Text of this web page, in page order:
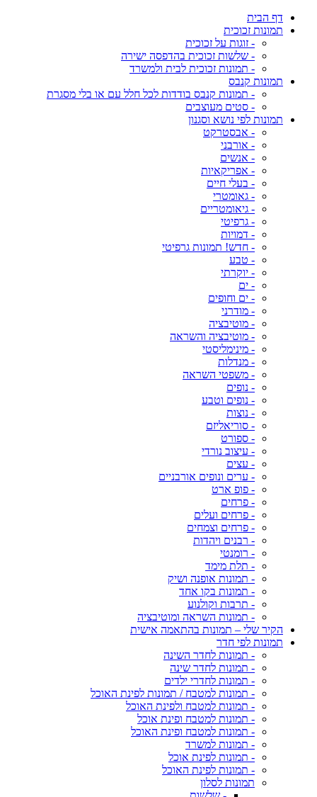
דף הבית
תמונות זכוכית
- זוגות על זכוכית
- שלשות זכוכית בהדפסה ישירה
- תמונות זכוכית לבית ולמשרד
תמונות קנבס
- תמונות קנבס בודדות לכל חלל עם או בלי מסגרת
- סטים מעוצבים
תמונות לפי נושא וסגנון
- אבסטרקט
- אורבני
- אנשים
- אפריקאיות
- בעלי חיים
- גאומטרי
- גיאומטריים
- גרפיטי
- דמויות
- חדש! תמונות גרפיטי
- טבע
- יוקרתי
- ים
- ים וחופים
- מודרני
- מוטיבציה
- מוטיבציה והשראה
- מינימליסטי
- מנדלות
- משפטי השראה
- נופים
- נופים וטבע
- נוצות
- סוריאליזם
- ספורט
- עיצוב נורדי
- עצים
- ערים ונופים אורבניים
- פופ ארט
- פרחים
- פרחים ועלים
- פרחים וצמחים
- רבנים ויהדות
- רומנטי
- תלת מימד
- תמונות אופנה ושיק
- תמונות בקו אחד
- תרבות וקולנוע
- תמונות השראה ומוטיבציה
הקיר שלי – תמונות בהתאמה אישית
תמונות לפי חדר
- תמונות לחדר השינה
- תמונות לחדר שינה
- תמונות לחדרי ילדים
- תמונות למטבח / תמונות לפינת האוכל
- תמונות למטבח ולפינת האוכל
- תמונות למטבח ופינת אוכל
- תמונות למטבח ופינת האוכל
- תמונות למשרד
- תמונות לפינת אוכל
- תמונות לפינת האוכל
תמונות לסלון